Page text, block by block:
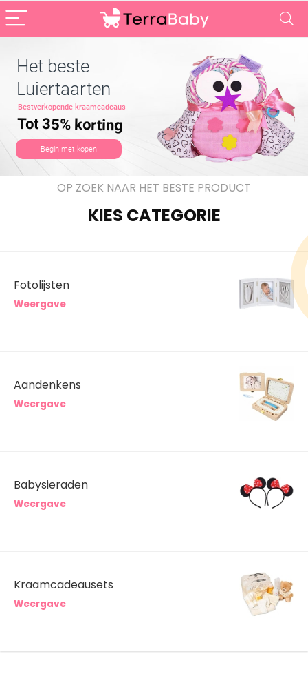
Het beste
Luiertaarten
Begin met kopen
Bestverkopende kraamcadeaus
Tot 35% korting
OP ZOEK NAAR HET BESTE PRODUCT
KIES CATEGORIE
Fotolijsten
Weergave
Aandenkens
Weergave
Babysieraden
Weergave
Kraamcadeausets
Weergave